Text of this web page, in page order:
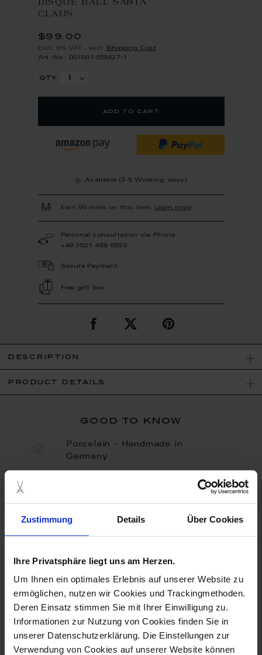
Zustimmung Details Über Cookies
Ihre Privatsphäre liegt uns am Herzen.
Um Ihnen ein optimales Erlebnis auf unserer Website zu
ermöglichen, nutzen wir Cookies und Trackingmethoden.
Deren Einsatz stimmen Sie mit Ihrer Einwilligung zu.
Informationen zur Nutzung von Cookies finden Sie in
unserer Datenschutzerklärung. Die Einstellungen zur
Verwendung von Cookies auf unserer Website können
BISQUE BALL SANTA
CLAUS
$99.00
Excl. 0% VAT excl. Shipping Cost
Art.-No.: 001001-55M27-1
qty
add to cart
Available (3-5 Working days)
Earn 99 miles on this item. Learn more
Personal consultation via Phone
+49 3521 468 6630
Secure Payment
Free gift box
description
product details
good to know
Porcelain - Handmade in
Germany
more products from the bisque
ReMEISSEN